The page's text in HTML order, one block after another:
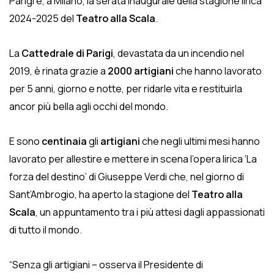
2024-2025 del Teatro alla Scala.
La Cattedrale di Parigi, devastata da un incendio nel
2019, è rinata grazie a 2000 artigianiche hanno lavorato
per 5 anni, giorno e notte, per ridarle vita e restituirla
ancor più bella agli occhi del mondo.
E sono centinaiagli artigianiche negli ultimi mesi hanno
lavorato per allestire e mettere in scena l’opera lirica ‘La
forza del destino’ di Giuseppe Verdi che, nel giorno di
Sant’Ambrogio, ha aperto la stagione del Teatro alla
Scala, un appuntamento tra i più attesi dagli appassionati
di tutto il mondo.
“Senza gli artigiani – osserva il Presidente di